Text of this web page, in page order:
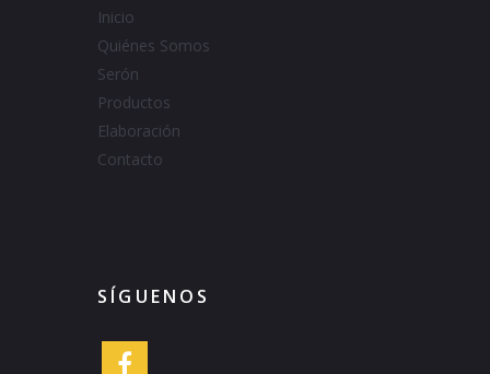
Inicio
Quiénes Somos
Serón
Productos
Elaboración
Contacto
SÍGUENOS